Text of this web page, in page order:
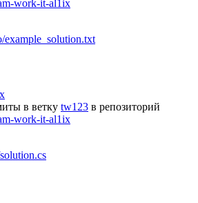
work-it-al1ix
example_solution.txt
в ветку tw123 в репозиторий
work-it-al1ix